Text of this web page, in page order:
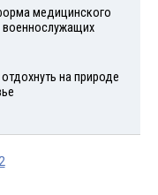
медицинского
военнослужащих
на природе